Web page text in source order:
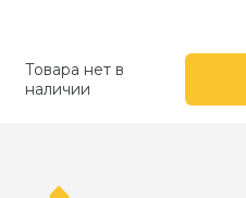
Товара нет в
наличии